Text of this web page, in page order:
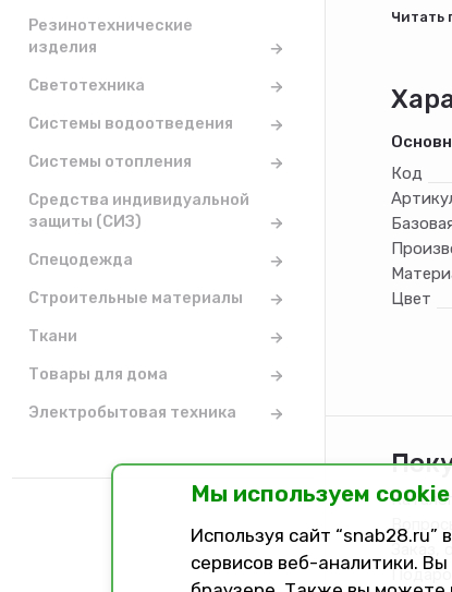
Резинотехнические
изделия
Светотехника
Системы водоотведения
Системы отопления
Средства индивидуальной
защиты (СИЗ)
Спецодежда
Строительные материалы
Ткани
Товары для дома
Электробытовая техника
Код
Цвет
Каталог
Заказ,
Мы используем cookie
Используя сайт
сервисов веб-аналитики.